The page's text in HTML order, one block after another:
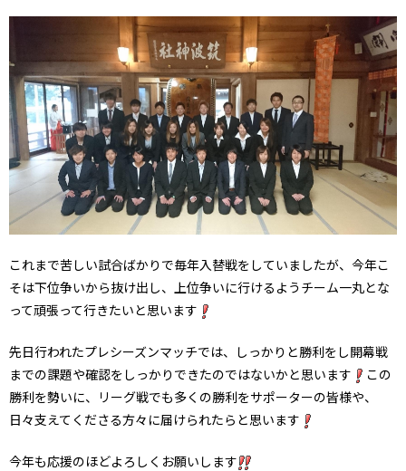
これまで苦しい試合ばかりで毎年入替戦をしていましたが、今年こ
そは下位争いから抜け出し、上位争いに行けるようチーム一丸とな
って頑張って行きたいと思います
先日行われたプレシーズンマッチでは、しっかりと勝利をし開幕戦
までの課題や確認をしっかりできたのではないかと思います
この
勝利を勢いに、リーグ戦でも多くの勝利をサポーターの皆様や、
日々支えてくださる方々に届けられたらと思います
今年も応援のほどよろしくお願いします